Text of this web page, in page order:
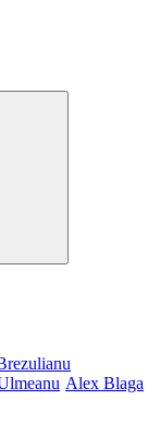
Alex Blaga